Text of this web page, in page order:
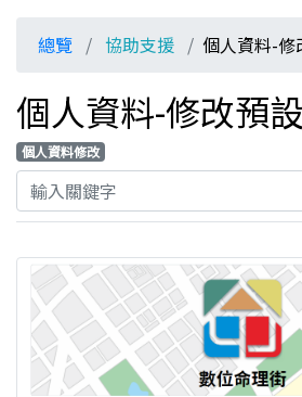
總覽 協助支援 個人資料-修
個人資料-修改預
個人資料修改